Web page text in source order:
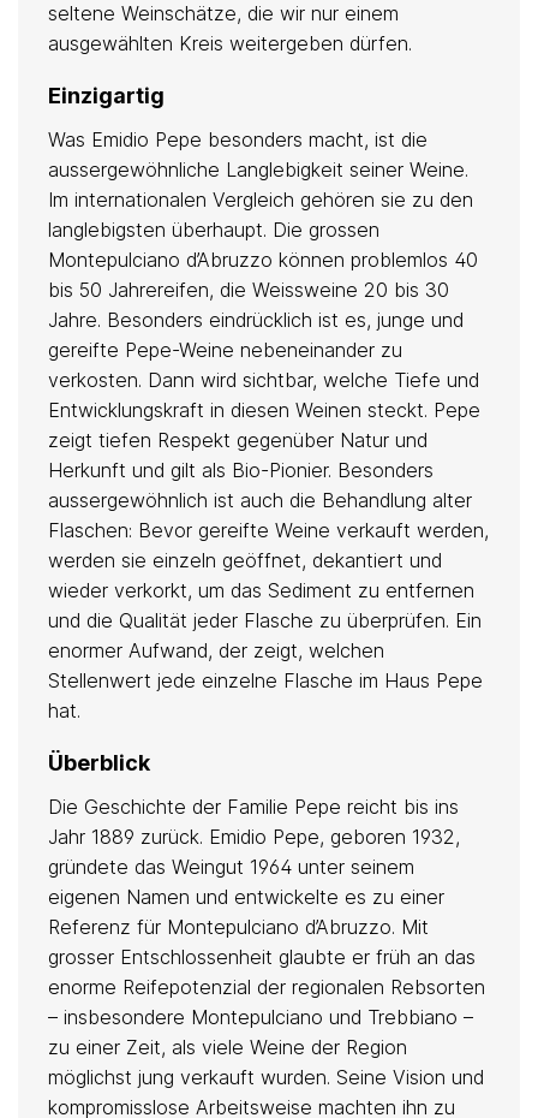
seltene Weinschätze, die wir nur einem
ausgewählten Kreis weitergeben dürfen.
Einzigartig
Was Emidio Pepe besonders macht, ist die
aussergewöhnliche Langlebigkeit seiner Weine.
Im internationalen Vergleich gehören sie zu den
langlebigsten überhaupt. Die grossen
Montepulciano d’Abruzzo können problemlos 40
bis 50 Jahrereifen, die Weissweine 20 bis 30
Jahre. Besonders eindrücklich ist es, junge und
gereifte Pepe-Weine nebeneinander zu
verkosten. Dann wird sichtbar, welche Tiefe und
Entwicklungskraft in diesen Weinen steckt. Pepe
zeigt tiefen Respekt gegenüber Natur und
Herkunft und gilt als Bio-Pionier. Besonders
aussergewöhnlich ist auch die Behandlung alter
Flaschen: Bevor gereifte Weine verkauft werden,
werden sie einzeln geöffnet, dekantiert und
wieder verkorkt, um das Sediment zu entfernen
und die Qualität jeder Flasche zu überprüfen. Ein
enormer Aufwand, der zeigt, welchen
Stellenwert jede einzelne Flasche im Haus Pepe
hat.
Überblick
Die Geschichte der Familie Pepe reicht bis ins
Jahr 1889 zurück. Emidio Pepe, geboren 1932,
gründete das Weingut 1964 unter seinem
eigenen Namen und entwickelte es zu einer
Referenz für Montepulciano d’Abruzzo. Mit
grosser Entschlossenheit glaubte er früh an das
enorme Reifepotenzial der regionalen Rebsorten
– insbesondere Montepulciano und Trebbiano –
zu einer Zeit, als viele Weine der Region
möglichst jung verkauft wurden. Seine Vision und
kompromisslose Arbeitsweise machten ihn zu